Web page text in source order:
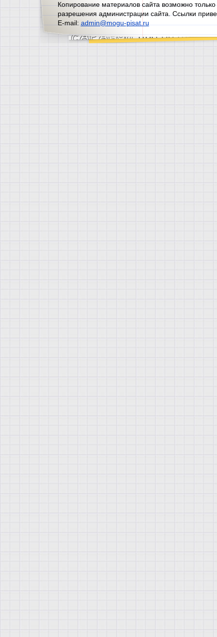
Копирование материалов сайта возможно
разрешения администрации сайта. Ссылки
E-mail: admin@mogu-pisat.ru